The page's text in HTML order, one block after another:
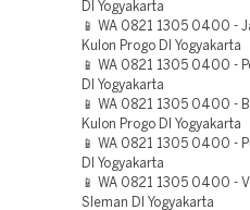
DI Yogyakarta
📱 WA 0821 1305 0400 -
Kulon Progo DI Yogyakarta
📱 WA 0821 1305 0400 -
DI Yogyakarta
📱 WA 0821 1305 0400 -
Kulon Progo DI Yogyakarta
📱 WA 0821 1305 0400 -
DI Yogyakarta
📱 WA 0821 1305 0400 -
Sleman DI Yogyakarta